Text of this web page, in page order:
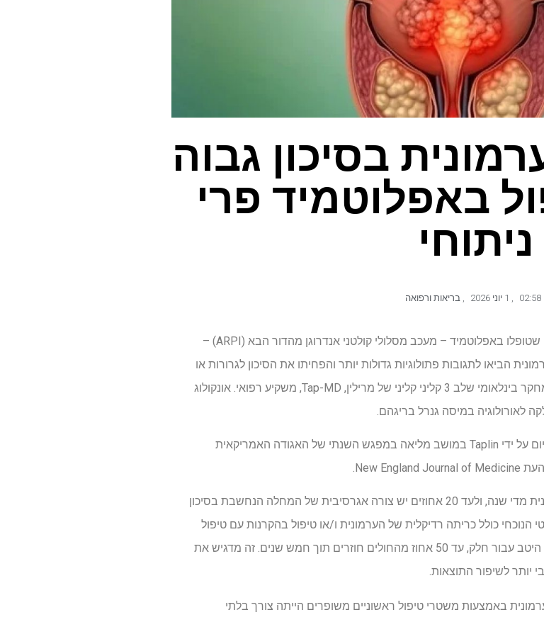
בסיכון גבוה
באפלוטמיד פרי
ניתוחי
02:58
,
, בריאות ורפואה
חולי סרטן ערמונית מקומיים ומתקדמים בסיכון גבוה שטופלו באפלוטמיד – מעכב מסלולי קולטני אנדרוגן מהדור הבא (ARPI) –
הביאו לתגובות פתולוגיות גדולות יותר והפחיתו את הסיכון לגרורות או
למוות, תוך עמידה בשתי נקודות הקצה העיקריות, במחקר בינלאומי שלב 3 קליני קליני של מרילין, Tap-MD, משקיע רפואי. אונקולוג
ממצאים אלה בעלי פוטנציאל שינוי פרקטיקה יוצגו היום על ידי Taplin במושב מליאה במפגש השנתי של האגודה האמריקאית
יותר מ-330,000 אנשים מאובחנים עם סרטן הערמונית מדי שנה, ולעד 20 אחוזים יש צורה אגרסיבית של המחלה הנחשבת בסיכון
הנוכחי כולל כריתה רדיקלית של הערמונית ו/או טיפול בהקרנות עם טיפול
הורמונלי חסך אנדרוגן (ADT). בעוד שטיפול זה עובד היטב עבור חלק, עד 50 אחוז מהחולים חוזרים תוך חמש שנים. זה מדגיש את
יותר לשיפור התוצאות.
באמצעות משטרי טיפול ראשוניים משופרים הייתה צורך בלתי